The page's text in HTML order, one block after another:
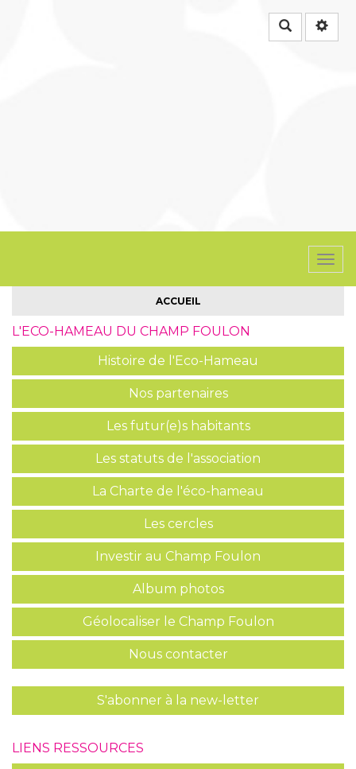
Rechercher
ACCUEIL
L'ECO-HAMEAU DU CHAMP FOULON
Histoire de l'Eco-Hameau
Nos partenaires
Les futur(e)s habitants
Les statuts de l'association
La Charte de l'éco-hameau
Les cercles
Investir au Champ Foulon
Album photos
Géolocaliser le Champ Foulon
Nous contacter
S'abonner à la new-letter
LIENS RESSOURCES